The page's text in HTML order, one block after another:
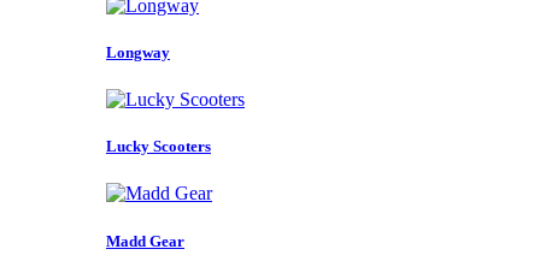
Longway
Lucky Scooters
Madd Gear